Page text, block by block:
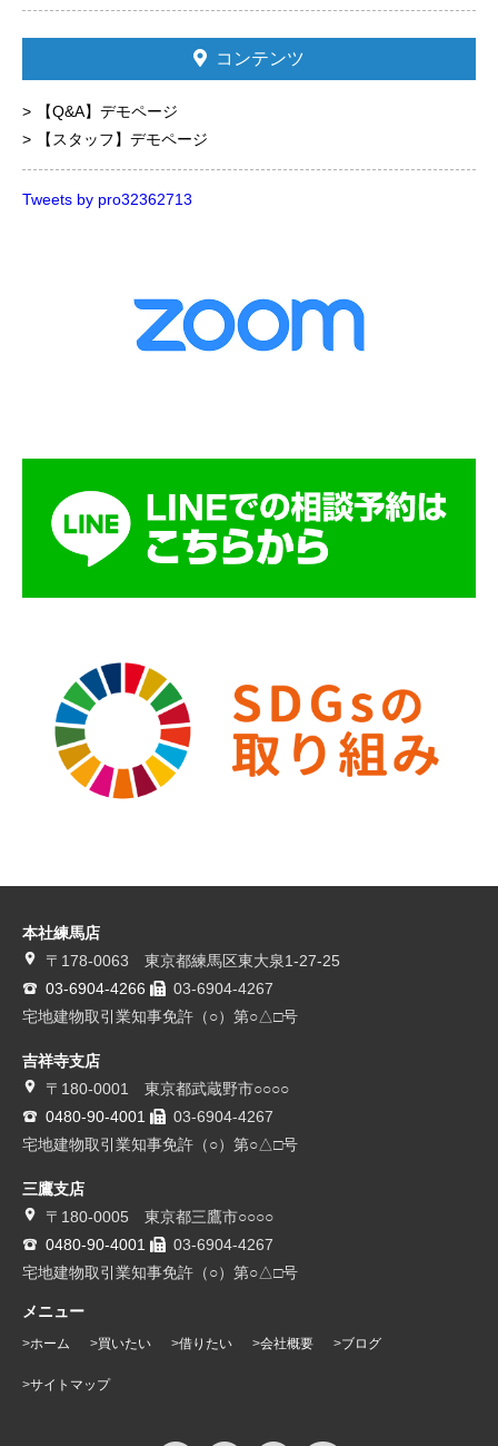
コンテンツ
【Q&A】デモページ
【スタッフ】デモページ
Tweets by pro32362713
本社練馬店
〒178-0063 東京都練馬区東大泉1-27-25
03-6904-4266
03-6904-4267
宅地建物取引業知事免許（○）第○△□号
吉祥寺支店
〒180-0001 東京都武蔵野市○○○○
0480-90-4001
03-6904-4267
宅地建物取引業知事免許（○）第○△□号
三鷹支店
〒180-0005 東京都三鷹市○○○○
0480-90-4001
03-6904-4267
宅地建物取引業知事免許（○）第○△□号
メニュー
ホーム 買いたい 借りたい 会社概要 ブログ
サイトマップ